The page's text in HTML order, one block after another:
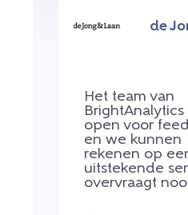
de
Het team van
BrightAnalytics
open voor
en we kunnen
rekenen op
uitstekende
overvraagt